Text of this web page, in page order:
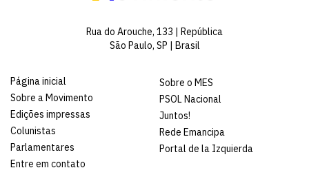
Rua do Arouche, 133 | República
São Paulo, SP | Brasil
Página inicial
Sobre a Movimento
Edições impressas
Colunistas
Parlamentares
Entre em contato
Sobre o MES
PSOL Nacional
Juntos!
Rede Emancipa
Portal de la Izquierda